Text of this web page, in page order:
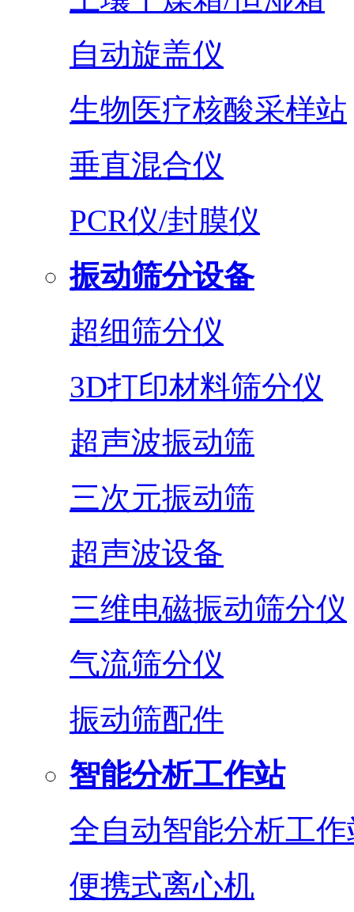
自动旋盖仪
生物医疗核酸采样站
垂直混合仪
PCR仪/封膜仪
振动筛分设备
超细筛分仪
3D打印材料筛分仪
超声波振动筛
三次元振动筛
超声波设备
三维电磁振动筛分仪
气流筛分仪
振动筛配件
智能分析工作站
全自动智能分析工作
便携式离心机